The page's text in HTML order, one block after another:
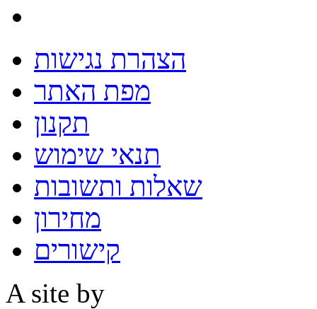
הצהרת נגישות
מפת האתר
תקנון
תנאי שימוש
שאלות ותשובות
מחירון
קישורים
A site by